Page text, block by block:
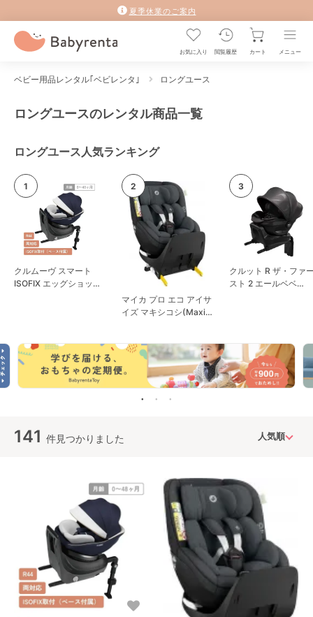
夏季休業のご案内
お気に入り 閲覧履歴 カート メニュー
ベビー用品レンタル｢ベビレンタ｣ ロングユース
ロングユースのレンタル商品一覧
ロングユース人気ランキング
クルムーヴ スマート
ISOFIX エッグショック
マイカ プロ エコ アイサ
イズ マキシコシ(Maxi-
クルット R ザ・ファ
スト 2 エールベベ
141 件見つかりました